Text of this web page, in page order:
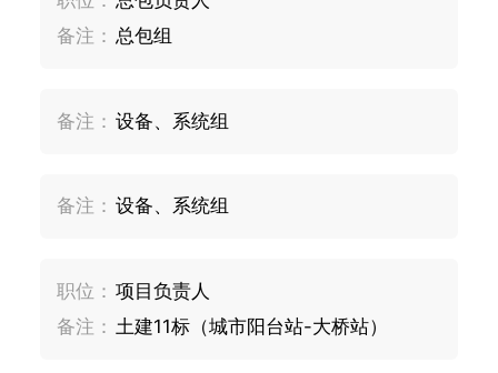
备注： 总包组
备注： 设备、系统组
备注： 设备、系统组
职位： 项目负责人
备注： 土建11标（城市阳台站-大桥站）